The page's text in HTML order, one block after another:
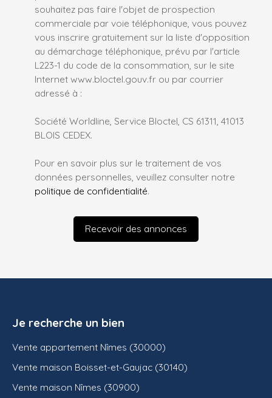
souhaitez pas faire l'objet de prospection
commerciale par voie téléphonique, vous pouvez
vous inscrire gratuitement sur la liste d'opposition
au démarchage téléphonique, prévu par l'article
L223-1 du code de la consommation, sur le site
Internet www.bloctel.gouv.fr ou par courrier
adressé à :
Société Worldline, Service Bloctel, CS 61311, 41013
BLOIS CEDEX.
Pour en savoir plus sur le traitement de vos
données personnelles, veuillez consulter notre
politique de confidentialité.
Recevoir des annonces
Je recherche un bien
Vente appartement Nîmes (30000)
Vente maison Boisset-et-Gaujac (30140)
Vente maison Nîmes (30900)